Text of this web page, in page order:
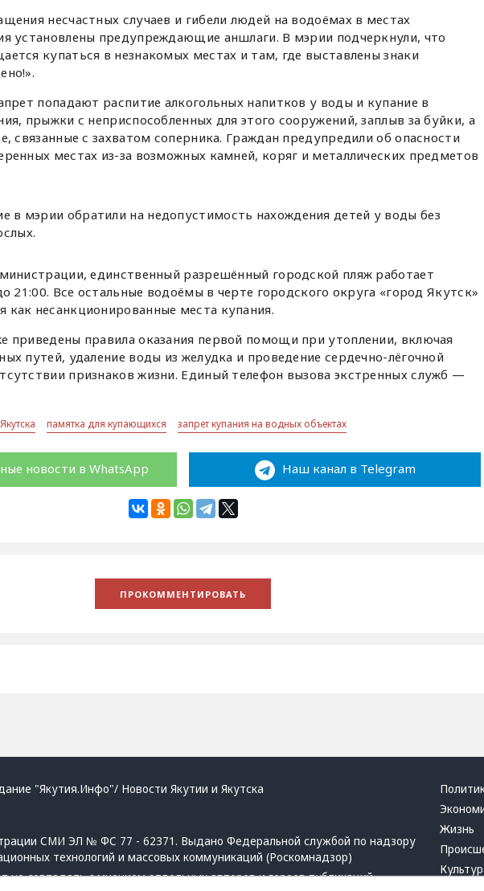
несчастных случаев и гибели людей на водоёмах в местах
установлены предупреждающие аншлаги. В мэрии подчеркнули, что
купаться в незнакомых местах и там, где выставлены знаки
попадают распитие алкогольных напитков у воды и купание в
прыжки с неприспособленных для этого сооружений, заплыв за буйки, а
связанные с захватом соперника. Граждан предупредили об опасности
местах из-за возможных камней, коряг и металлических предметов
в мэрии обратили на недопустимость нахождения детей у воды без
единственный разрешённый городской пляж работает
21:00. Все остальные водоёмы в черте городского округа «город Якутск»
как несанкционированные места купания.
приведены правила оказания первой помощи при утоплении, включая
путей, удаление воды из желудка и проведение сердечно-лёгочной
признаков жизни. Единый телефон вызова экстренных служб —
памятка для купающихся запрет купания на водных объектах
новости в WhatsApp Наш канал в Telegram
"Якутия.Инфо"/ Новости Якутии и Якутска
СМИ ЭЛ № ФС 77 - 62371. Выдано Федеральной службой по надзору
технологий и массовых коммуникаций (Роскомнадзор)
совпадать с мнением отдельных авторов и героев публикаций.
Жизнь